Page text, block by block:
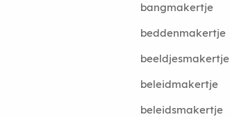
bangmakertje
beddenmakertje
beeldjesmakertje
beleidmakertje
beleidsmakertje